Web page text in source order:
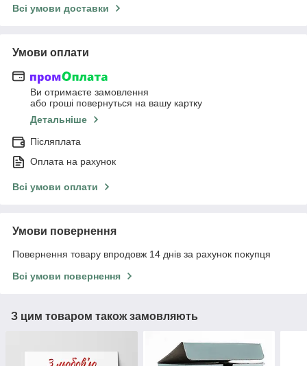
Всі умови доставки
Умови оплати
Ви отримаєте замовлення
або гроші повернуться на вашу картку
Детальніше
Післяплата
Оплата на рахунок
Всі умови оплати
Умови повернення
Повернення товару впродовж 14 днів за рахунок покупця
Всі умови повернення
З цим товаром також замовляють